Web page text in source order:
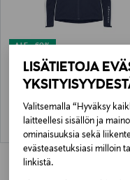
LISÄTIETOJA
Valitsemalla “Hyväksy
laitteellesi sisällön ja
ominaisuuksia sekä
evästeasetuksiasi milloin
linkistä.
ALE –60%
RÖHNISCH
Packable Ultralight -treenitakki
Discounted Price
35,90 € Original Price
89,90 €